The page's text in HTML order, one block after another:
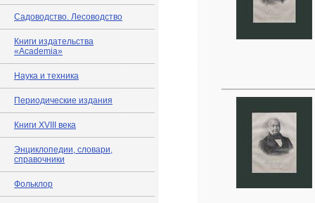
Садоводство. Лесоводство
Книги издательства
«Academia»
Наука и техника
Периодические издания
Книги XVIII века
Энциклопедии, словари,
справочники
Фольклор